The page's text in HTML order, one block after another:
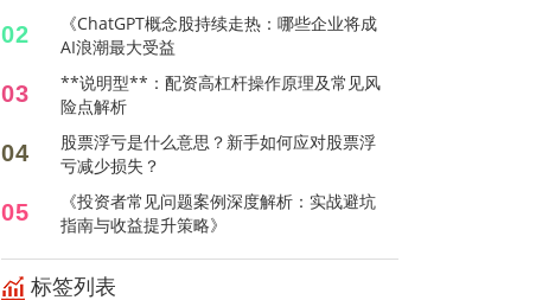
02
《ChatGPT概念股持续走热：哪些企业将成
AI浪潮最大受益
03
**说明型**：配资高杠杆操作原理及常见风
险点解析
04
股票浮亏是什么意思？新手如何应对股票浮
亏减少损失？
05
《投资者常见问题案例深度解析：实战避坑
指南与收益提升策略》
标签列表